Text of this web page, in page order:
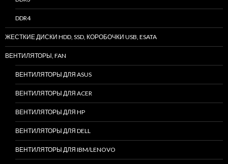
DDR4
ЖЕСТКИЕ ДИСКИ HDD, SSD, КОРОБОЧКИ USB, ESATA
ВЕНТИЛЯТОРЫ, FAN
ВЕНТИЛЯТОРЫ ДЛЯ ASUS
ВЕНТИЛЯТОРЫ ДЛЯ ACER
ВЕНТИЛЯТОРЫ ДЛЯ HP
ВЕНТИЛЯТОРЫ ДЛЯ DELL
ВЕНТИЛЯТОРЫ ДЛЯ IBM/LENOVO